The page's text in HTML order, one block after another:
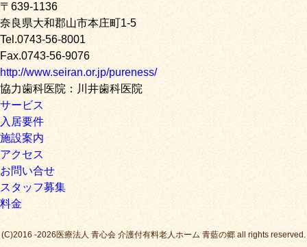
〒639-1136
奈良県大和郡山市本庄町1-5
Tel.0743-56-8001
Fax.0743-56-9076
http://www.seiran.or.jp/pureness/
協力歯科医院：川井歯科医院
サービス
入居要件
施設案内
アクセス
お問い合せ
スタッフ募集
料金
(C)2016 -2026医療法人 青心会 介護付有料老人ホーム 青藍の郷 all rights reserved.